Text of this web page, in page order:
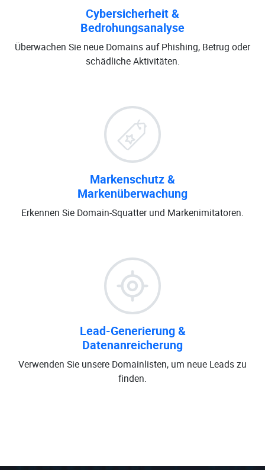
Cybersicherheit &
Bedrohungsanalyse
Überwachen Sie neue Domains auf Phishing, Betrug oder
schädliche Aktivitäten.
Markenschutz &
Markenüberwachung
Erkennen Sie Domain-Squatter und Markenimitatoren.
Lead-Generierung &
Datenanreicherung
Verwenden Sie unsere Domainlisten, um neue Leads zu
finden.